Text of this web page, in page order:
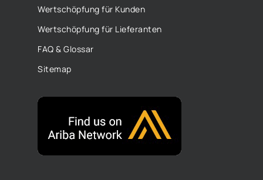
Wertschöpfung für Kunden
Wertschöpfung für Lieferanten
FAQ & Glossar
Sitemap